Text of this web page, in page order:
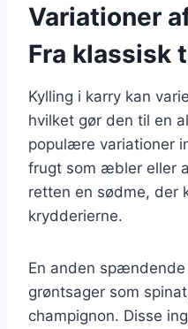
Variationer
Fra klassisk
Kylling i karry kan
hvilket gør den til en
populære variationer
frugt som æbler eller
retten en sødme, der
krydderierne.
En anden
grøntsager som
champignon. Disse